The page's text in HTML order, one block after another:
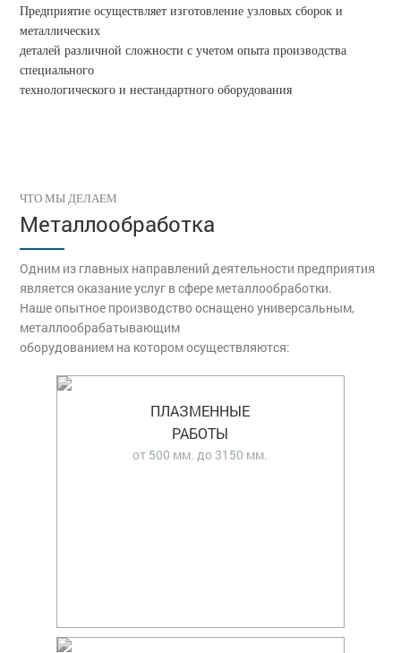
Предприятие осуществляет изготовление узловых сборок и
металлических
деталей различной сложности с учетом опыта производства
специального
технологического и нестандартного оборудования
ЧТО МЫ ДЕЛАЕМ
Металлообработка
Одним из главных направлений деятельности предприятия
является оказание услуг в сфере металлообработки.
Наше опытное производство оснащено универсальным,
металлообрабатывающим
оборудованием на котором осуществляются:
ПЛАЗМЕННЫЕ
РАБОТЫ
от 500 мм. до 3150 мм.